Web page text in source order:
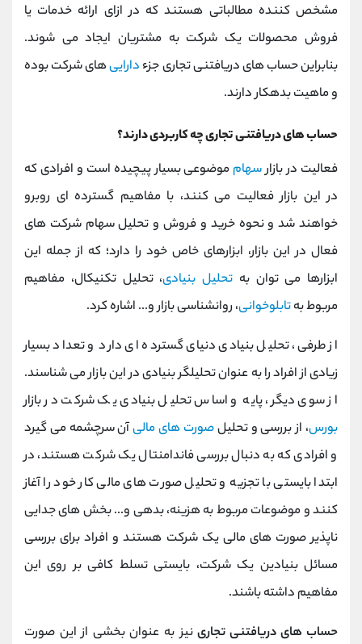
مشخص کننده مطالباتی هستند که در ازای ارائه خدمات یا
فروش محصولات یک شرکت به مشتریان ایجاد می شوند.
بنابراین حساب های دریافتنی تجاری جزء داراییهای شرکت بوده
و ماهیت بدهکار دارند.
حساب های دریافتنی تجاری چه کاربردی دارند؟
فعالیت در بازارسهام موضوعی بسیار پیچیده است و افرادی که
در این بازار فعالیت می کنند، با مفاهیم گسترده ای روبرو
خواهند شد و نحوه خرید و فروش و تحلیل سهام شرکت های
فعال در این بازار، ابزارهای خاص خود را دارد؛ که از جمله این
ابزارها می توان به تحلیل بنیادی، تحلیل تکنیکال، مفاهیم
مربوط بهتابلوخوانی، روانشناسی بازار و... اشاره کرد.
از طرفی، تحلیل بنیادی دنیای گسترده ای دارد و تعداد بسیار
زیادی از افراد را به عنوان تحلیلگر بنیادی در این بازار می شناسند.
از سوی دیگر، پایه و اساس تحلیل بنیادی یک شرکت در بازار
بورس، از بررسی و تحلیلصورت های مالیآن سرچشمه می گیرد
و افرادی که به دنبال بررسی فاندامنتال یک شرکت هستند، در
ابتدا بایستی با تجزیه و تحلیل صورت های مالی کار خود را آغاز
کنند و موضوعات مربوط به هزینه، بدهی و... بخش های جدایی
ناپذیر صورت های مالی یک شرکت هستند و افراد برای بررسی
مسائل بنیادین یک شرکت، بایستی تسلط کافی بر روی این
مفاهیم داشته باشند.
حساب های دریافتنی تجارینیز به عنوان بخشی از این صورت